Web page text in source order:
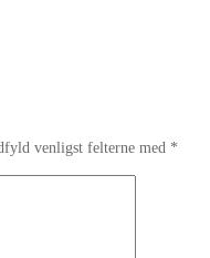
venligst felterne med *